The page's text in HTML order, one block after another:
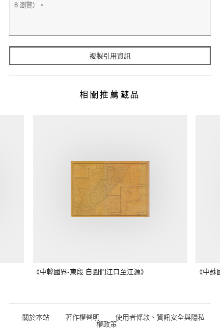
複製引用資訊
相關推薦藏品
《中韓國界-東段 自圖們江口至江源》 《中
關於本站 著作權聲明 使用者條款、資訊安全與隱私
權政策